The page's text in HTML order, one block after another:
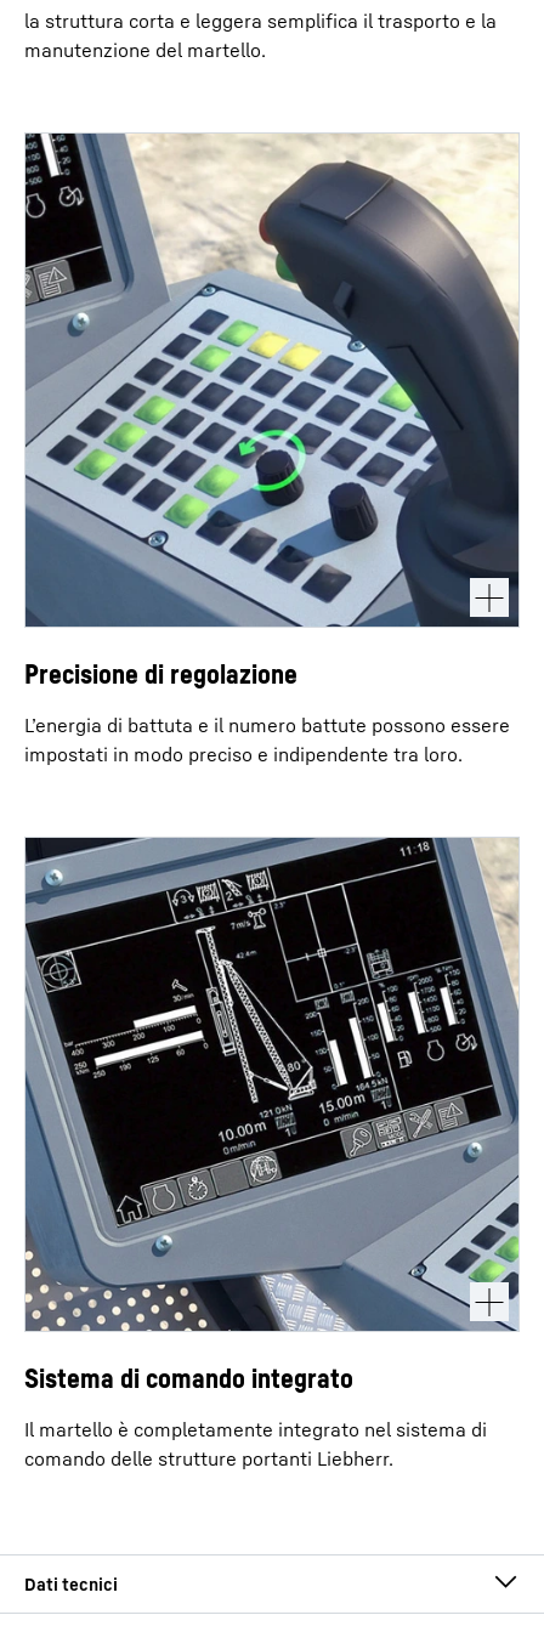
la struttura corta e leggera semplifica il trasporto e la
manutenzione del martello.
Precisione di regolazione
L’energia di battuta e il numero battute possono essere
impostati in modo preciso e indipendente tra loro.
Sistema di comando integrato
Il martello è completamente integrato nel sistema di
comando delle strutture portanti Liebherr.